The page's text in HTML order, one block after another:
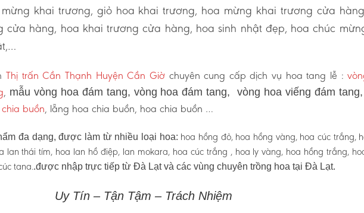
khai trương, giỏ hoa khai trương, hoa mừng khai trương cửa
cửa hàng, hoa khai trương cửa hàng, hoa sinh nhật đẹp, hoa chúc
Thị trấn Cần Thạnh Huyện Cần Giờchuyên cung cấp dịch vụ hoa tang lễ :
, mẫu vòng hoa đám tang, vòng hoa đám tang, vòng hoa viếng đám
buồn, lẵng hoa chia buồn, hoa chia buồn …
đa dạng, được làm từ nhiều loại hoa: hoa hồng đỏ, hoa hồng vàng, hoa cúc trắng,
lan thái tím, hoa lan hồ điệp, lan mokara, hoa cúc trắng , hoa ly vàng, hoa hồng trắng,
tana..được nhập trực tiếp từ Đà Lạt và các vùng chuyên trồng hoa tại Đà Lạt.
Uy Tín – Tận Tậm – Trách Nhiệm